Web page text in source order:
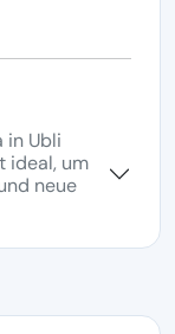
in Ubli
ideal, um
neue